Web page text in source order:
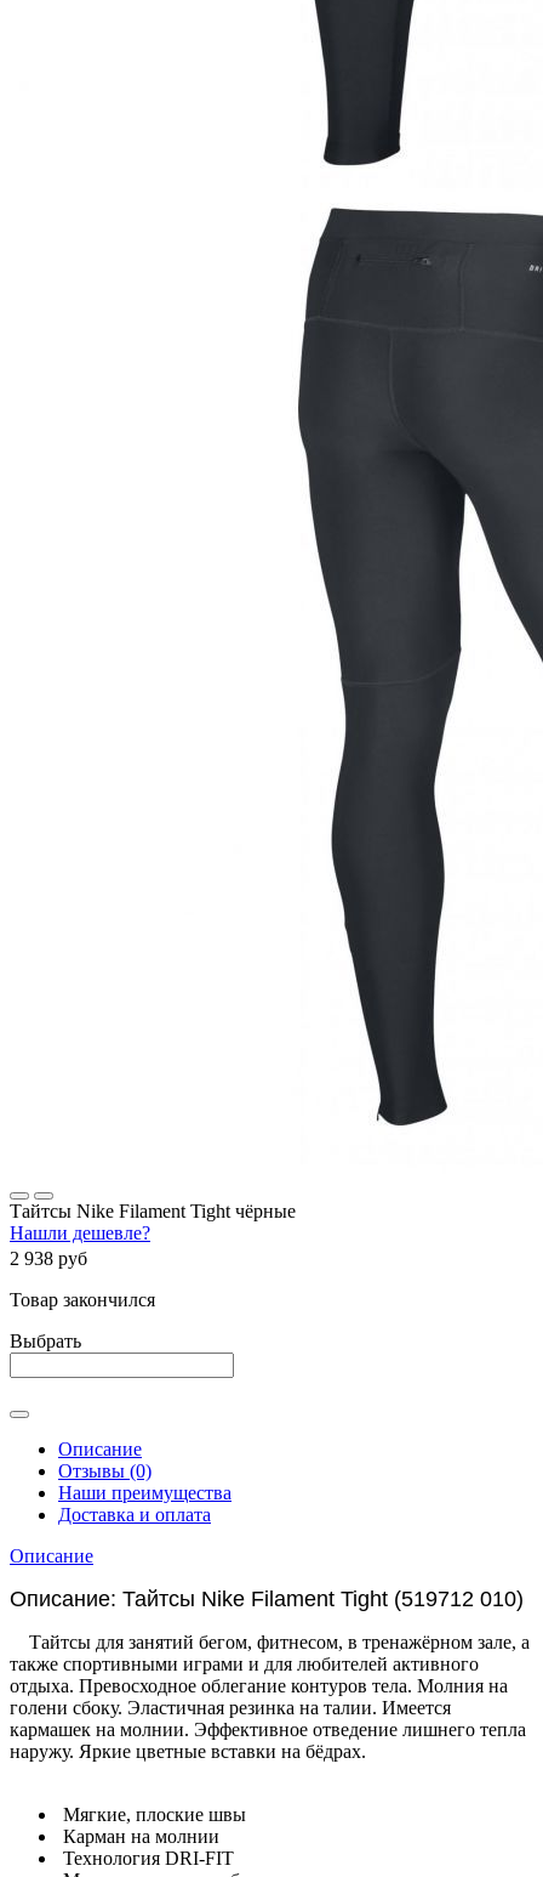
Тайтсы Nike Filament Tight чёрные
Нашли дешевле?
2 938 руб
Товар закончился
Выбрать
Описание
Отзывы (0)
Наши преимущества
Доставка и оплата
Описание
Описание: Тайтсы Nike Filament Tight (519712 010)
Тайтсы для занятий бегом, фитнесом, в тренажёрном зале, а
также спортивными играми и для любителей активного
отдыха. Превосходное облегание контуров тела. Молния на
голени сбоку. Эластичная резинка на талии. Имеется
кармашек на молнии. Эффективное отведение лишнего тепла
наружу. Яркие цветные вставки на бёдрах.
Мягкие, плоские швы
Карман на молнии
Технология DRI-FIT